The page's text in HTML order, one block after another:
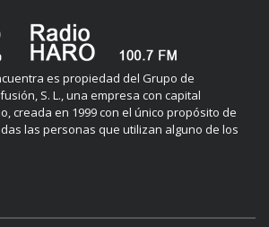
es propiedad del Grupo de
S. L., una empresa con capital
creada en 1999 con el único propósito de
las personas que utilizan alguno de los